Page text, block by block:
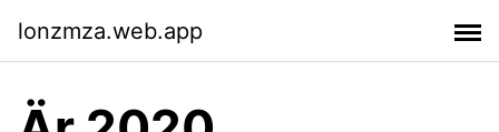
lonzmza.web.app